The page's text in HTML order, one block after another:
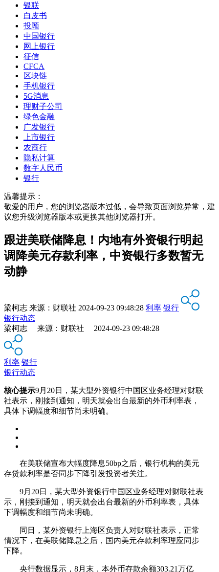
银联
白皮书
投顾
中国银行
网上银行
征信
CFCA
区块链
手机银行
5G消息
理财子公司
绿色金融
广发银行
上市银行
农商行
隐私计算
数字人民币
银行
温馨提示：
敬爱的用户，您的浏览器版本过低，会导致页面浏览异常，建
议您升级浏览器版本或更换其他浏览器打开。
跟进美联储降息！内地有外资银行明起
调降美元存款利率，中资银行多数暂无
动静
梁柯志 来源： 财联社 2024-09-23 09:48:28 利率 银行
银行动态
梁柯志 来源：财联社 2024-09-23 09:48:28
利率 银行
银行动态
核心提示9月20日，某大型外资银行中国区业务经理对财联
社表示，刚接到通知，明天就会出台最新的外币利率表，
具体下调幅度和细节尚未明确。
在美联储宣布大幅度降息50bp之后，银行机构的美元
存贷款利率是否同步下降引发投资者关注。
9月20日，某大型外资银行中国区业务经理对财联社表
示，刚接到通知，明天就会出台最新的外币利率表，具体
下调幅度和细节尚未明确。
同日，某外资银行上海区负责人对财联社表示，正常
情况下，在美联储降息之后，国内美元存款利率理应同步
下降。
央行数据显示，8月末，本外币存款余额303.21万亿